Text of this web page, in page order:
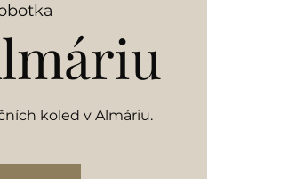
koled v Almáriu.